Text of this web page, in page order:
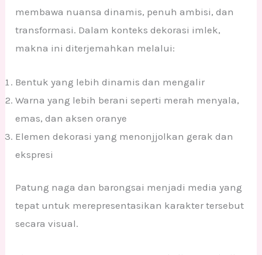
membawa nuansa dinamis, penuh ambisi, dan
transformasi. Dalam konteks dekorasi imlek,
makna ini diterjemahkan melalui:
Bentuk yang lebih dinamis dan mengalir
Warna yang lebih berani seperti merah menyala,
emas, dan aksen oranye
Elemen dekorasi yang menonjjolkan gerak dan
ekspresi
Patung naga dan barongsai menjadi media yang
tepat untuk merepresentasikan karakter tersebut
secara visual.